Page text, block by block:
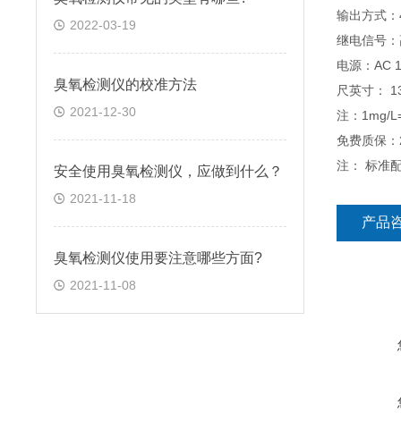
2022-03-19
臭氧检测仪的校准方法
2021-12-30
安全使用臭氧检测仪，应做到什么？
2021-11-18
臭氧检测仪使用要注意哪些方面?
2021-11-08
输出方式
继电信号
电源：AC
尺英寸：
注：1mg/
免费质保
注： 标准
产品